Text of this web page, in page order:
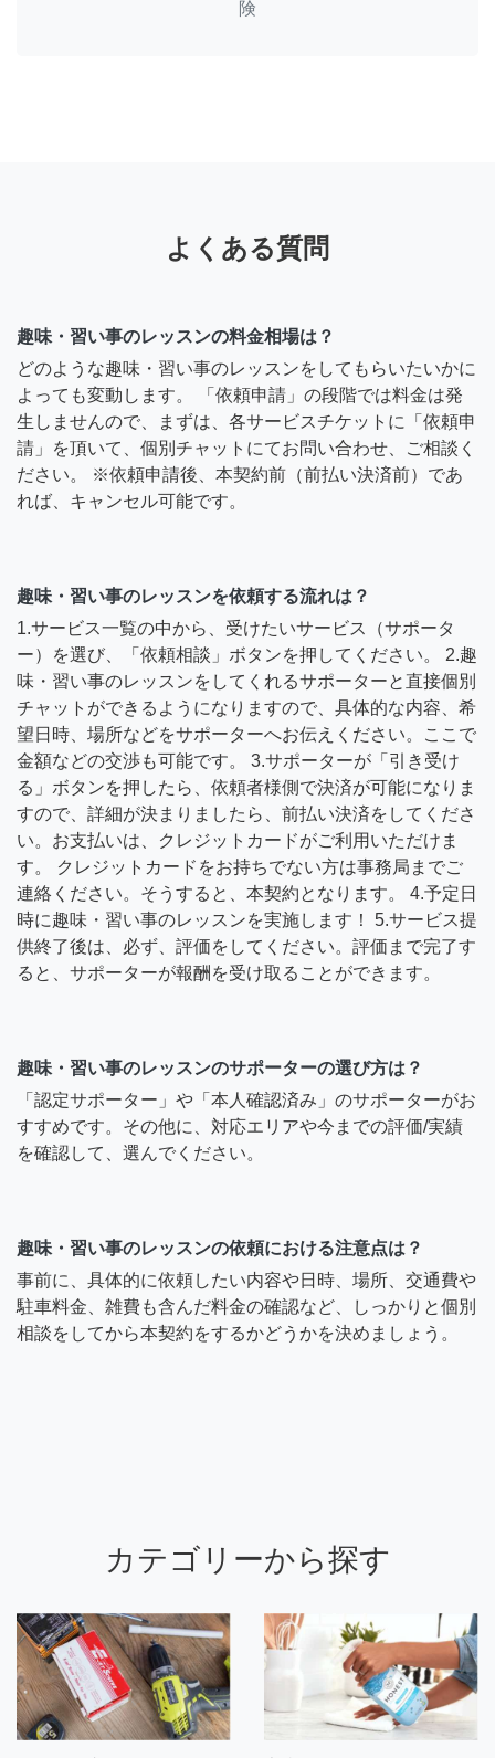
険
よくある質問
趣味・習い事のレッスンの料金相場は？
どのような趣味・習い事のレッスンをしてもらいたいかに
よっても変動します。 「依頼申請」の段階では料金は発
生しませんので、まずは、各サービスチケットに「依頼申
請」を頂いて、個別チャットにてお問い合わせ、ご相談く
ださい。 ※依頼申請後、本契約前（前払い決済前）であ
れば、キャンセル可能です。
趣味・習い事のレッスンを依頼する流れは？
1.サービス一覧の中から、受けたいサービス（サポータ
ー）を選び、「依頼相談」ボタンを押してください。 2.趣
味・習い事のレッスンをしてくれるサポーターと直接個別
チャットができるようになりますので、具体的な内容、希
望日時、場所などをサポーターへお伝えください。ここで
金額などの交渉も可能です。 3.サポーターが「引き受け
る」ボタンを押したら、依頼者様側で決済が可能になりま
すので、詳細が決まりましたら、前払い決済をしてくださ
い。お支払いは、クレジットカードがご利用いただけま
す。 クレジットカードをお持ちでない方は事務局までご
連絡ください。そうすると、本契約となります。 4.予定日
時に趣味・習い事のレッスンを実施します！ 5.サービス提
供終了後は、必ず、評価をしてください。評価まで完了す
ると、サポーターが報酬を受け取ることができます。
趣味・習い事のレッスンのサポーターの選び方は？
「認定サポーター」や「本人確認済み」のサポーターがお
すすめです。その他に、対応エリアや今までの評価/実績
を確認して、選んでください。
趣味・習い事のレッスンの依頼における注意点は？
事前に、具体的に依頼したい内容や日時、場所、交通費や
駐車料金、雑費も含んだ料金の確認など、しっかりと個別
相談をしてから本契約をするかどうかを決めましょう。
カテゴリーから探す